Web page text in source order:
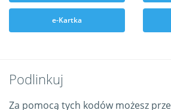
e-Kartka
Podlinkuj
Za pomocą tych kodów możesz